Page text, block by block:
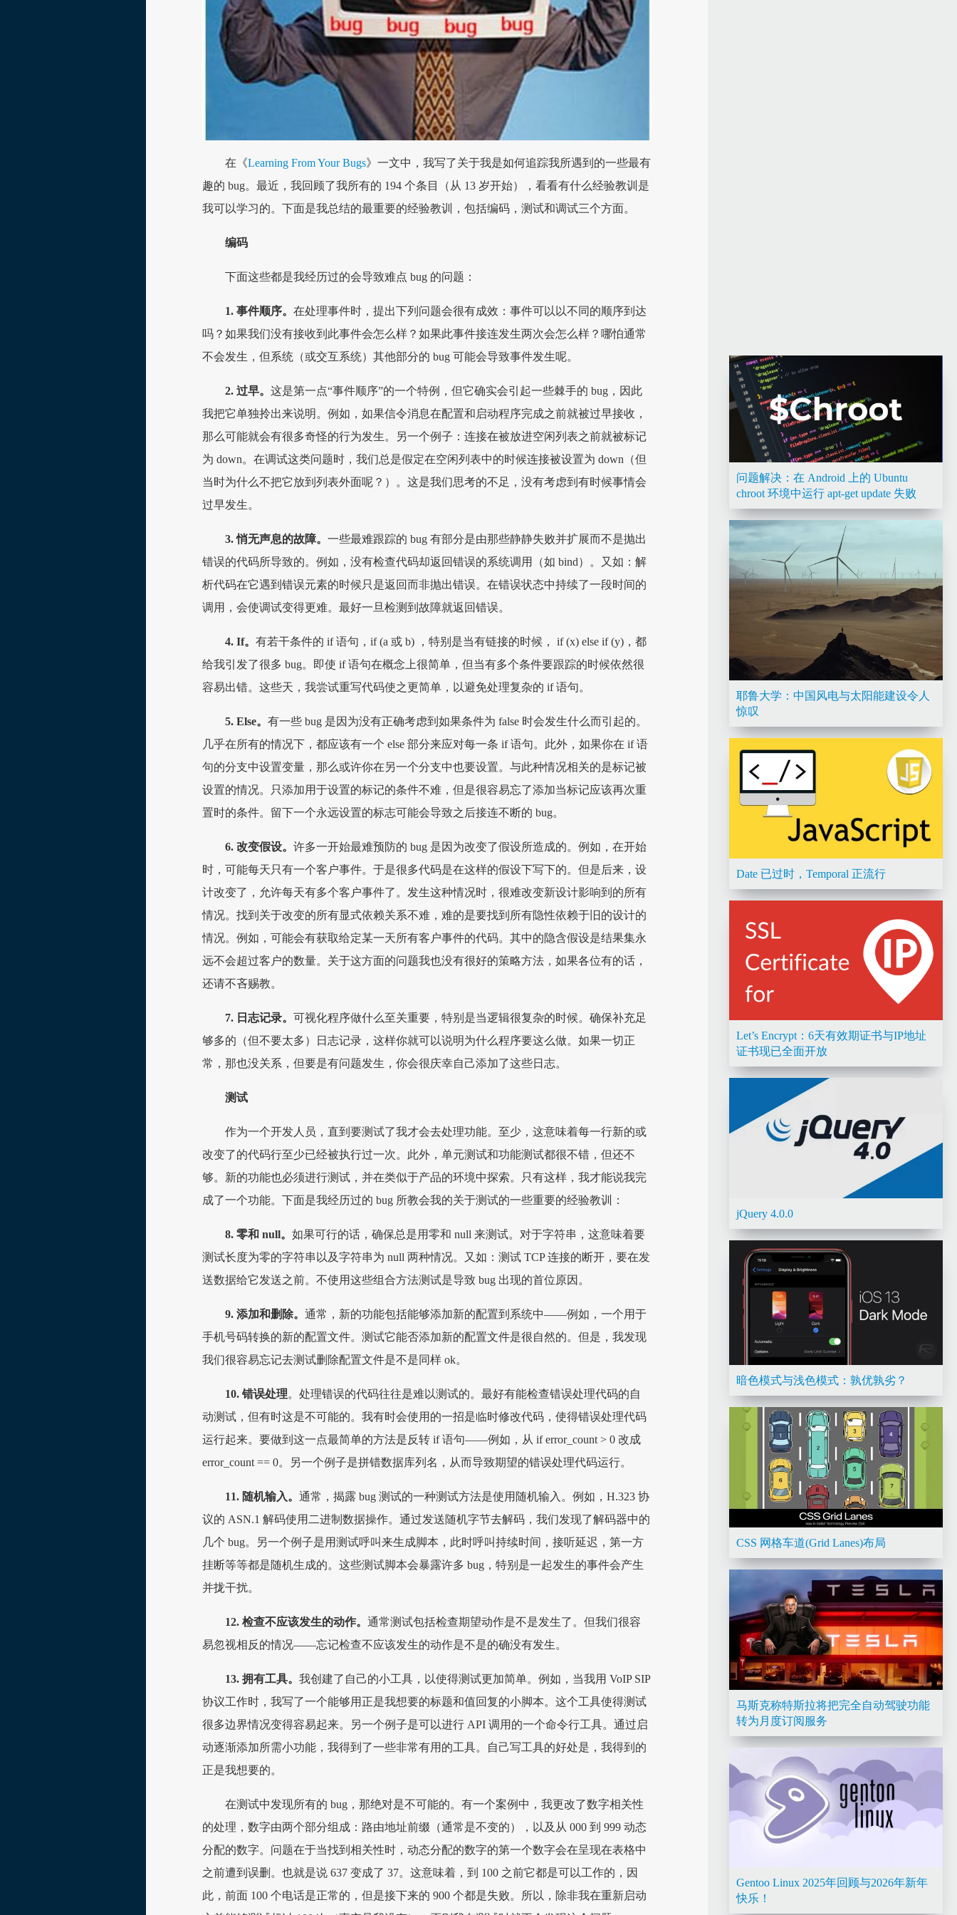
在《Learning From Your Bugs》一文中，我写了关于我是如何追踪我所遇到的一些最有
趣的 bug。最近，我回顾了我所有的 194 个条目（从 13 岁开始），看看有什么经验教训是
我可以学习的。下面是我总结的最重要的经验教训，包括编码，测试和调试三个方面。
编码
下面这些都是我经历过的会导致难点 bug 的问题：
1. 事件顺序。 在处理事件时，提出下列问题会很有成效：事件可以以不同的顺序到达
吗？如果我们没有接收到此事件会怎么样？如果此事件接连发生两次会怎么样？哪怕通常
不会发生，但系统（或交互系统）其他部分的 bug 可能会导致事件发生呢。
2. 过早。 这是第一点“事件顺序”的一个特例，但它确实会引起一些棘手的 bug，因此
我把它单独拎出来说明。例如，如果信令消息在配置和启动程序完成之前就被过早接收，
那么可能就会有很多奇怪的行为发生。另一个例子：连接在被放进空闲列表之前就被标记
为 down。在调试这类问题时，我们总是假定在空闲列表中的时候连接被设置为 down（但
当时为什么不把它放到列表外面呢？）。这是我们思考的不足，没有考虑到有时候事情会
过早发生。
3. 悄无声息的故障。 一些最难跟踪的 bug 有部分是由那些静静失败并扩展而不是抛出
错误的代码所导致的。例如，没有检查代码却返回错误的系统调用（如 bind）。又如：解
析代码在它遇到错误元素的时候只是返回而非抛出错误。在错误状态中持续了一段时间的
调用，会使调试变得更难。最好一旦检测到故障就返回错误。
4. If。 有若干条件的 if 语句，if (a 或 b) ，特别是当有链接的时候， if (x) else if (y)，都
给我引发了很多 bug。即使 if 语句在概念上很简单，但当有多个条件要跟踪的时候依然很
容易出错。这些天，我尝试重写代码使之更简单，以避免处理复杂的 if 语句。
5. Else。 有一些 bug 是因为没有正确考虑到如果条件为 false 时会发生什么而引起的。
几乎在所有的情况下，都应该有一个 else 部分来应对每一条 if 语句。此外，如果你在 if 语
句的分支中设置变量，那么或许你在另一个分支中也要设置。与此种情况相关的是标记被
设置的情况。只添加用于设置的标记的条件不难，但是很容易忘了添加当标记应该再次重
置时的条件。留下一个永远设置的标志可能会导致之后接连不断的 bug。
6. 改变假设。 许多一开始最难预防的 bug 是因为改变了假设所造成的。例如，在开始
时，可能每天只有一个客户事件。于是很多代码是在这样的假设下写下的。但是后来，设
计改变了，允许每天有多个客户事件了。发生这种情况时，很难改变新设计影响到的所有
情况。找到关于改变的所有显式依赖关系不难，难的是要找到所有隐性依赖于旧的设计的
情况。例如，可能会有获取给定某一天所有客户事件的代码。其中的隐含假设是结果集永
远不会超过客户的数量。关于这方面的问题我也没有很好的策略方法，如果各位有的话，
还请不吝赐教。
7. 日志记录。 可视化程序做什么至关重要，特别是当逻辑很复杂的时候。确保补充足
够多的（但不要太多）日志记录，这样你就可以说明为什么程序要这么做。如果一切正
常，那也没关系，但要是有问题发生，你会很庆幸自己添加了这些日志。
测试
作为一个开发人员，直到要测试了我才会去处理功能。至少，这意味着每一行新的或
改变了的代码行至少已经被执行过一次。此外，单元测试和功能测试都很不错，但还不
够。新的功能也必须进行测试，并在类似于产品的环境中探索。只有这样，我才能说我完
成了一个功能。下面是我经历过的 bug 所教会我的关于测试的一些重要的经验教训：
8. 零和 null。 如果可行的话，确保总是用零和 null 来测试。对于字符串，这意味着要
测试长度为零的字符串以及字符串为 null 两种情况。又如：测试 TCP 连接的断开，要在发
送数据给它发送之前。不使用这些组合方法测试是导致 bug 出现的首位原因。
9. 添加和删除。 通常，新的功能包括能够添加新的配置到系统中——例如，一个用于
手机号码转换的新的配置文件。测试它能否添加新的配置文件是很自然的。但是，我发现
我们很容易忘记去测试删除配置文件是不是同样 ok。
10. 错误处理。处理错误的代码往往是难以测试的。最好有能检查错误处理代码的自
动测试，但有时这是不可能的。我有时会使用的一招是临时修改代码，使得错误处理代码
运行起来。要做到这一点最简单的方法是反转 if 语句——例如，从 if error_count > 0 改成
error_count == 0。另一个例子是拼错数据库列名，从而导致期望的错误处理代码运行。
11. 随机输入。 通常，揭露 bug 测试的一种测试方法是使用随机输入。例如，H.323 协
议的 ASN.1 解码使用二进制数据操作。通过发送随机字节去解码，我们发现了解码器中的
几个 bug。另一个例子是用测试呼叫来生成脚本，此时呼叫持续时间，接听延迟，第一方
挂断等等都是随机生成的。这些测试脚本会暴露许多 bug，特别是一起发生的事件会产生
并拢干扰。
12. 检查不应该发生的动作。 通常测试包括检查期望动作是不是发生了。但我们很容
易忽视相反的情况——忘记检查不应该发生的动作是不是的确没有发生。
13. 拥有工具。 我创建了自己的小工具，以使得测试更加简单。例如，当我用 VoIP SIP
协议工作时，我写了一个能够用正是我想要的标题和值回复的小脚本。这个工具使得测试
很多边界情况变得容易起来。另一个例子是可以进行 API 调用的一个命令行工具。通过启
动逐渐添加所需小功能，我得到了一些非常有用的工具。自己写工具的好处是，我得到的
正是我想要的。
在测试中发现所有的 bug，那绝对是不可能的。有一个案例中，我更改了数字相关性
的处理，数字由两个部分组成：路由地址前缀（通常是不变的），以及从 000 到 999 动态
分配的数字。问题在于当找到相关性时，动态分配的数字的第一个数字会在呈现在表格中
之前遭到误删。也就是说 637 变成了 37。这意味着，到 100 之前它都是可以工作的，因
此，前面 100 个电话是正常的，但是接下来的 900 个都是失败。所以，除非我在重新启动
问题解决：在 Android 上的 Ubuntu
chroot 环境中运行 apt-get update 失败
耶鲁大学：中国风电与太阳能建设令人
惊叹
Date 已过时，Temporal 正流行
Let’s Encrypt：6天有效期证书与IP地址
证书现已全面开放
jQuery 4.0.0
暗色模式与浅色模式：孰优孰劣？
CSS 网格车道(Grid Lanes)布局
马斯克称特斯拉将把完全自动驾驶功能
转为月度订阅服务
Gentoo Linux 2025年回顾与2026年新年
快乐！